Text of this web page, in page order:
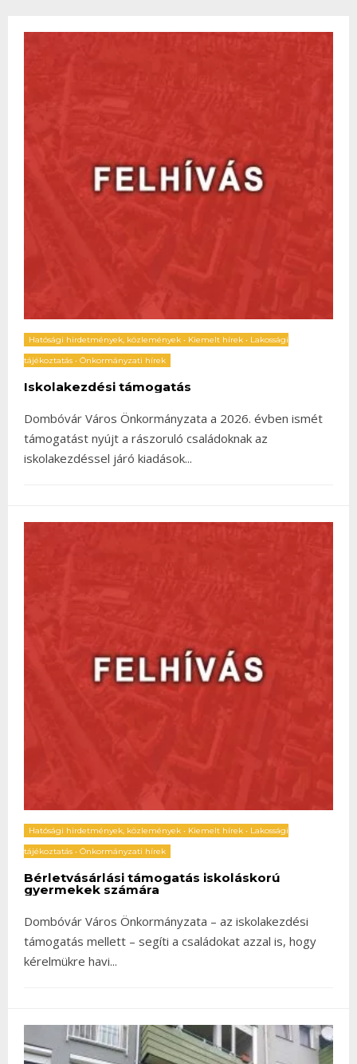
Hatósági hirdetmények, közlemények • Kiemelt hírek • Lakossági
tájékoztatás • Önkormányzati hírek
Iskolakezdési támogatás
Dombóvár Város Önkormányzata a 2026. évben ismét
támogatást nyújt a rászoruló családoknak az
iskolakezdéssel járó kiadások...
Hatósági hirdetmények, közlemények • Kiemelt hírek • Lakossági
tájékoztatás • Önkormányzati hírek
Bérletvásárlási támogatás iskoláskorú
gyermekek számára
Dombóvár Város Önkormányzata – az iskolakezdési
támogatás mellett – segíti a családokat azzal is, hogy
kérelmükre havi...